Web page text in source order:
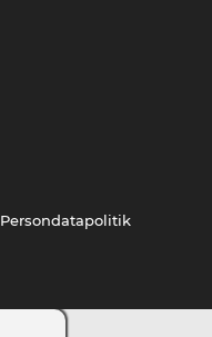
Persondatapolitik